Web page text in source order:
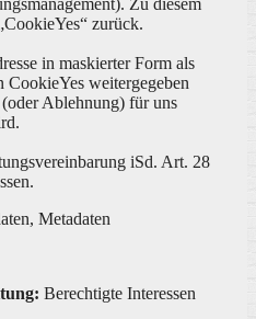
Zu diesem
zurück.
in maskierter Form als
CookieYes weitergegeben
Ablehnung) für uns
iSd. Art. 28
Metadaten
Berechtigte Interessen